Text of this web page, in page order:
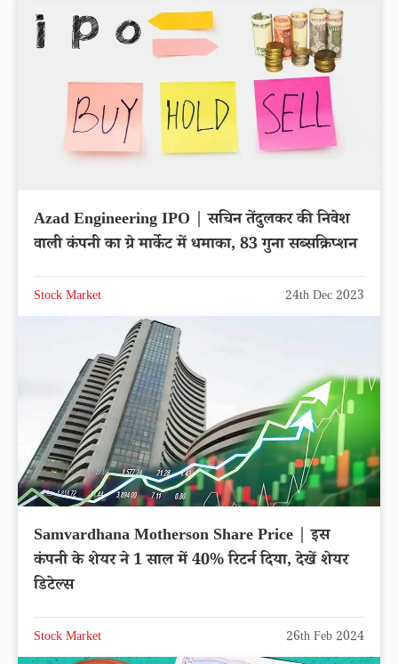
Azad Engineering IPO | सचिन तेंदुलकर की निवेश
वाली कंपनी का ग्रे मार्केट में धमाका, 83 गुना सब्सक्रिप्शन
Stock Market 24th Dec 2023
Samvardhana Motherson Share Price | इस
कंपनी के शेयर ने 1 साल में 40% रिटर्न दिया, देखें शेयर
डिटेल्स
Stock Market 26th Feb 2024